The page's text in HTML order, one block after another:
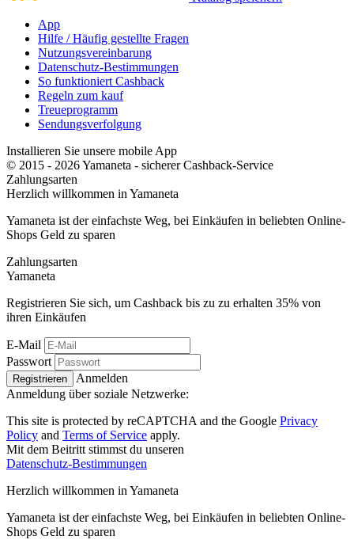
App
Hilfe / Häufig gestellte Fragen
Nutzungsvereinbarung
Datenschutz-Bestimmungen
So funktioniert Cashback
Regeln zum kauf
Treueprogramm
Sendungsverfolgung
Installieren Sie unsere mobile App
© 2015 - 2026 Yamaneta - sicherer Cashback-Service
Zahlungsarten
Herzlich willkommen in Yamaneta
Yamaneta ist der einfachste Weg, bei Einkäufen in beliebten Online-
Shops Geld zu sparen
Zahlungsarten
Yamaneta
Registrieren Sie sich, um Cashback bis zu zu erhalten 35% von
ihren Einkäufen
E-Mail
Passwort
Registrieren
Anmelden
Anmeldung über soziale Netzwerke:
This site is protected by reCAPTCHA and the Google Privacy
Policy and Terms of Service apply.
Mit dem Beitritt stimmst du unseren
Datenschutz-Bestimmungen
Herzlich willkommen in Yamaneta
Yamaneta ist der einfachste Weg, bei Einkäufen in beliebten Online-
Shops Geld zu sparen